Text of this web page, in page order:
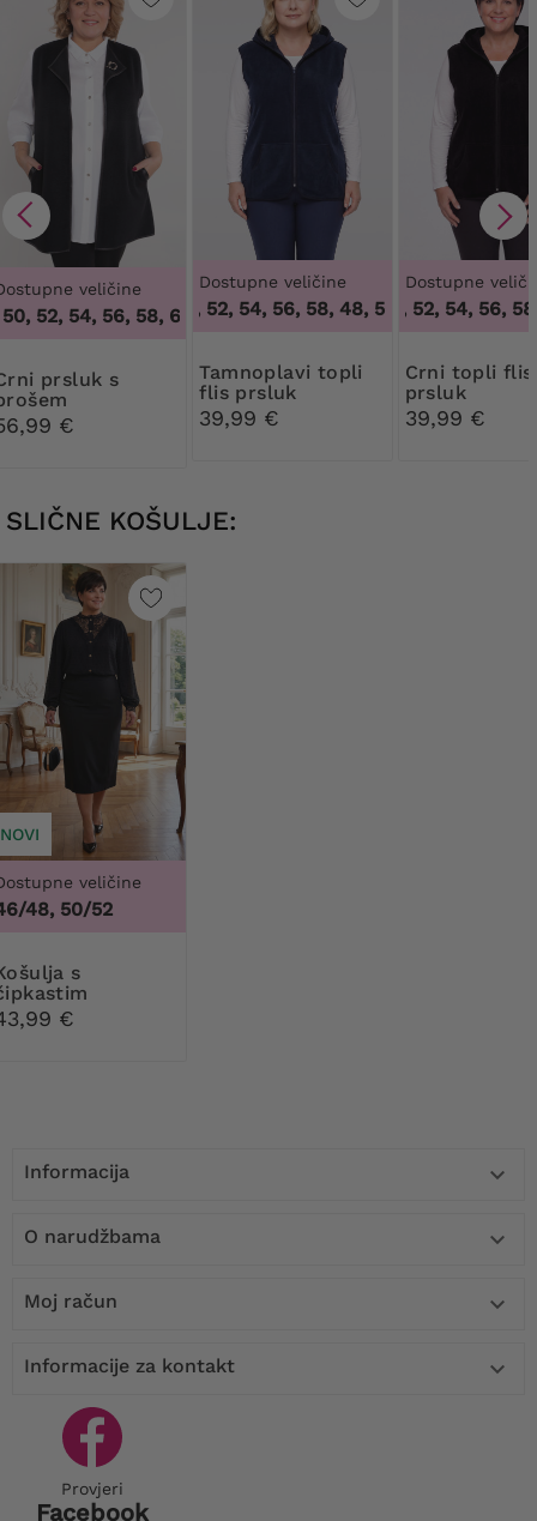
veličine
52, 54, 56, 58, 60, 62, 64,46, 48, 50, 52, 54, 56, 58, 60,
s
€
Dostupne veličine
48, 50, 52, 54, 56, 58,48, 50, 52, 54, 56, 58
Tamnoplavi topli
flis prsluk
39,99 €
Dostupne
48, 50, 52, 54, 56, 58,
Crni topli flis
prsluk
39,99 €
SLIČNE KOŠULJE:
NOVI
veličine
48, 50/52
s
€
Informacija 
O narudžbama 
Moj račun 
Informacije za kontakt 
Provjeri
Facebook